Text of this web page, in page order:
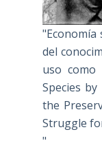
"Economía
del
uso
Species
the
Struggle
"